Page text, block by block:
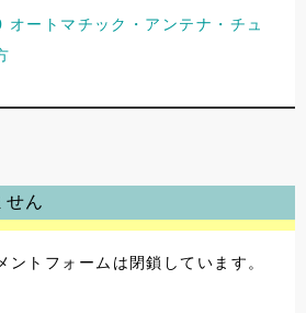
ートマチック・アンテナ・チュ
せん
ントフォームは閉鎖しています。